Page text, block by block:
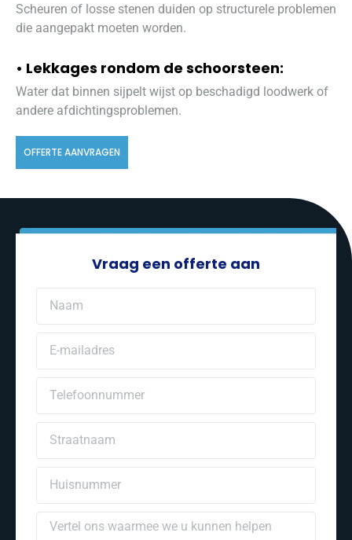
Scheuren of losse stenen duiden op structurele problemen
die aangepakt moeten worden.
• Lekkages rondom de schoorsteen:
Water dat binnen sijpelt wijst op beschadigd loodwerk of
andere afdichtingsproblemen.
OFFERTE AANVRAGEN
Vraag een offerte aan